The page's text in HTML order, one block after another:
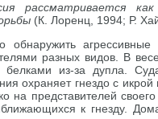
рассматривается
(К. Лоренц, 1994; Р.
агрессивные
разных видов. В
белками из-за дупла.
охраняет гнездо с икрой
на представителей
к гнезду.